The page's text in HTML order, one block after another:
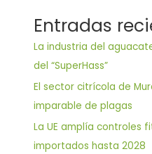
Entradas
La industria del
del “SuperHass”
El sector citrícola de
imparable de plagas
La UE amplía controles
importados hasta 2028